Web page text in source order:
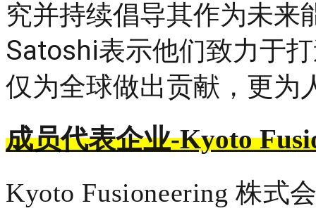
究并持续倡导其作为未来
Satoshi表示他们致力于
仅为全球做出贡献，更为
成员代表企业-Kyoto
Kyoto Fusioneering 株式